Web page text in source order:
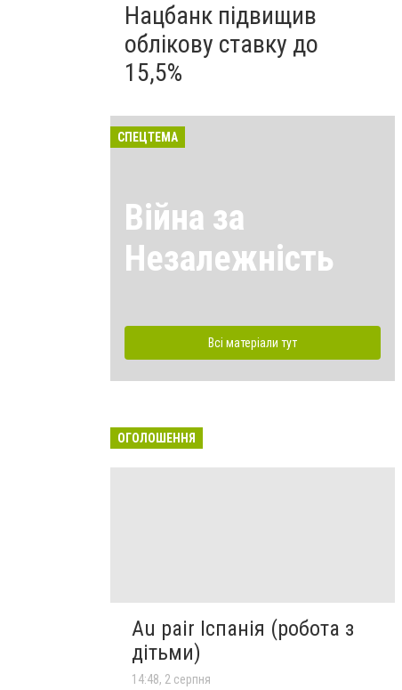
Нацбанк підвищив
облікову ставку до
15,5%
СПЕЦТЕМА
Війна за
Незалежність
Всі матеріали тут
ОГОЛОШЕННЯ
Au pair Іспанія (робота з
дітьми)
14:48, 2 серпня